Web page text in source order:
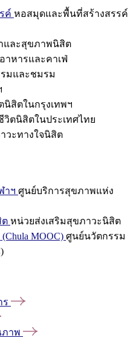
ค์ หอสมุดและพื้นที่สร้างสรรค์
และสุขภาพนิสิต
าหารและคาเฟ่
มและชมรม
นิสิตในกรุงเทพฯ
วิตนิสิตในประเทศไทย
วะทางใจนิสิต
าฯ ศูนย์บริการสุขภาพแห่ง
ต หน่วยส่งเสริมสุขภาวะนิสิต
MOOC) ศูนย์นวัตกรรม
ร
ภาพ